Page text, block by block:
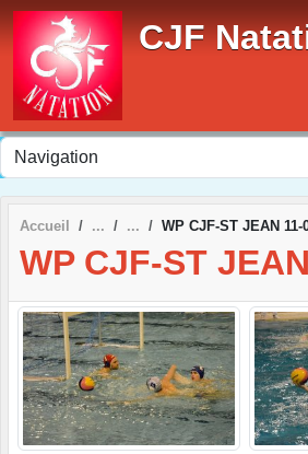
CJF
Accueil WP CJF-ST JEAN 11-
WP CJF-ST
Panneau de gestion des cookies